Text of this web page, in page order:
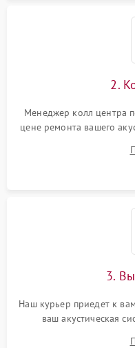
2.
Менеджер колл центра
цене ремонта вашего
3.
Наш курьер приедет к
ваш акустическая